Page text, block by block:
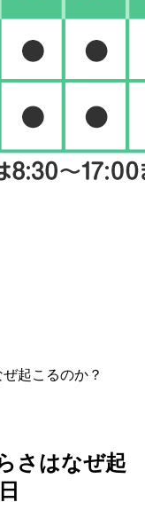
起こるのか？
さはなぜ起